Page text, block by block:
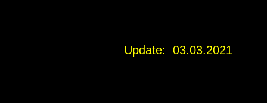
Update: 03.03.2021